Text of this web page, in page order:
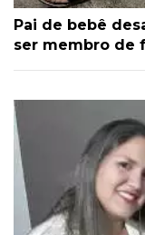
Pai de bebê
ser membro de